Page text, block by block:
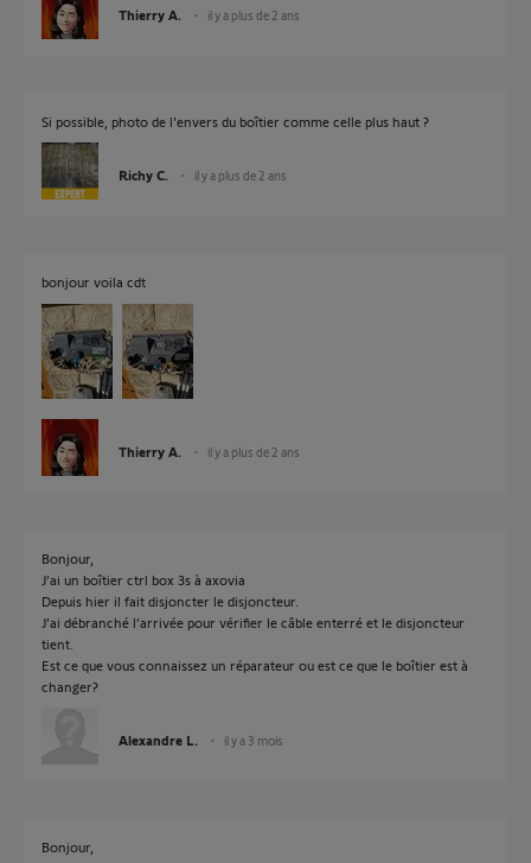
Thierry A. il y a plus de 2 ans
Si possible, photo de l'envers du boîtier comme celle plus haut ?
Richy C. il y a plus de 2 ans
bonjour voila cdt
Thierry A. il y a plus de 2 ans
Bonjour,
J’ai un boîtier ctrl box 3s à axovia
Depuis hier il fait disjoncter le disjoncteur.
J’ai débranché l’arrivée pour vérifier le câble enterré et le disjoncteur
tient.
Est ce que vous connaissez un réparateur ou est ce que le boîtier est à
changer?
Alexandre L. il y a 3 mois
Bonjour,